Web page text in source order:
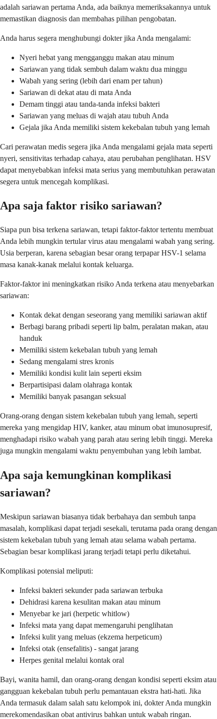
adalah sariawan pertama Anda, ada baiknya memeriksakannya untuk
memastikan diagnosis dan membahas pilihan pengobatan.
Anda harus segera menghubungi dokter jika Anda mengalami:
Nyeri hebat yang mengganggu makan atau minum
Sariawan yang tidak sembuh dalam waktu dua minggu
Wabah yang sering (lebih dari enam per tahun)
Sariawan di dekat atau di mata Anda
Demam tinggi atau tanda-tanda infeksi bakteri
Sariawan yang meluas di wajah atau tubuh Anda
Gejala jika Anda memiliki sistem kekebalan tubuh yang lemah
Cari perawatan medis segera jika Anda mengalami gejala mata seperti
nyeri, sensitivitas terhadap cahaya, atau perubahan penglihatan. HSV
dapat menyebabkan infeksi mata serius yang membutuhkan perawatan
segera untuk mencegah komplikasi.
Apa saja faktor risiko sariawan?
Siapa pun bisa terkena sariawan, tetapi faktor-faktor tertentu membuat
Anda lebih mungkin tertular virus atau mengalami wabah yang sering.
Usia berperan, karena sebagian besar orang terpapar HSV-1 selama
masa kanak-kanak melalui kontak keluarga.
Faktor-faktor ini meningkatkan risiko Anda terkena atau menyebarkan
sariawan:
Kontak dekat dengan seseorang yang memiliki sariawan aktif
Berbagi barang pribadi seperti lip balm, peralatan makan, atau
handuk
Memiliki sistem kekebalan tubuh yang lemah
Sedang mengalami stres kronis
Memiliki kondisi kulit lain seperti eksim
Berpartisipasi dalam olahraga kontak
Memiliki banyak pasangan seksual
Orang-orang dengan sistem kekebalan tubuh yang lemah, seperti
mereka yang mengidap HIV, kanker, atau minum obat imunosupresif,
menghadapi risiko wabah yang parah atau sering lebih tinggi. Mereka
juga mungkin mengalami waktu penyembuhan yang lebih lambat.
Apa saja kemungkinan komplikasi
sariawan?
Meskipun sariawan biasanya tidak berbahaya dan sembuh tanpa
masalah, komplikasi dapat terjadi sesekali, terutama pada orang dengan
sistem kekebalan tubuh yang lemah atau selama wabah pertama.
Sebagian besar komplikasi jarang terjadi tetapi perlu diketahui.
Komplikasi potensial meliputi:
Infeksi bakteri sekunder pada sariawan terbuka
Dehidrasi karena kesulitan makan atau minum
Menyebar ke jari (herpetic whitlow)
Infeksi mata yang dapat memengaruhi penglihatan
Infeksi kulit yang meluas (ekzema herpeticum)
Infeksi otak (ensefalitis) - sangat jarang
Herpes genital melalui kontak oral
Bayi, wanita hamil, dan orang-orang dengan kondisi seperti eksim atau
gangguan kekebalan tubuh perlu pemantauan ekstra hati-hati. Jika
Anda termasuk dalam salah satu kelompok ini, dokter Anda mungkin
merekomendasikan obat antivirus bahkan untuk wabah ringan.